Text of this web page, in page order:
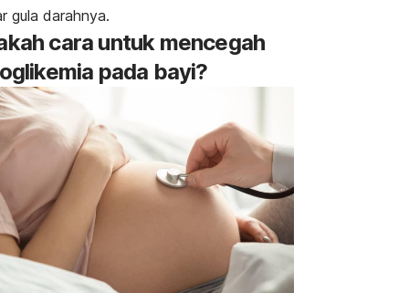
gula darahnya.
cara untuk mencegah
pada bayi?